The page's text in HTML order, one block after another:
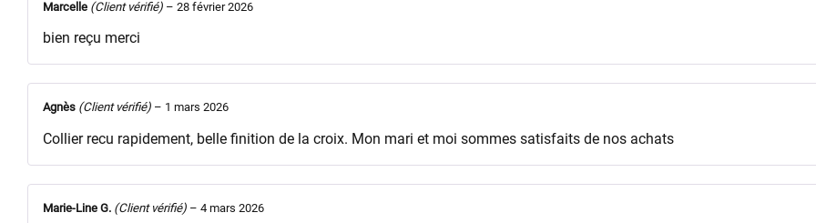
Marcelle (Client vérifié) – 28 février 2026
bien reçu merci
Agnès (Client vérifié) – 1 mars 2026
Collier recu rapidement, belle finition de la croix. Mon mari et moi sommes satisfaits de nos achats
Marie-Line G. (Client vérifié) – 4 mars 2026